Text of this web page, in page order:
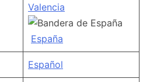
Valencia
España
Español